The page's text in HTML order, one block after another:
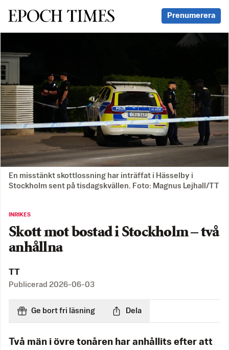
Svenska Epoch Times Prenumerera
En misstänkt skottlossning har inträffat i Hässelby i
Stockholm sent på tisdagskvällen. Foto: Magnus Lejhall/TT
INRIKES
Skott mot bostad i Stockholm – två
anhållna
TT
Publicerad 2026-06-03
Ge bort fri läsning Dela
Två män i övre tonåren har anhållits efter att